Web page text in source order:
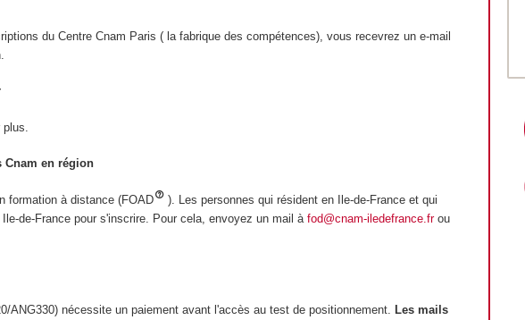
du Centre Cnam Paris ( la fabrique des compétences), vous recevrez un e-mail
Cnam en région
formation à distance (FOAD
). Les personnes qui résident en Ile-de-France et qui
de-France pour s'inscrire. Pour cela, envoyez un mail à fod@cnam-iledefrance.frou
ANG330) nécessite un paiement avant l'accès au test de positionnement. Les mails